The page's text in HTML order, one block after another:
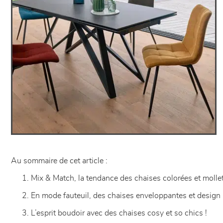
Au sommaire de cet article :
Mix & Match, la tendance des chaises colorées et
En mode fauteuil, des chaises enveloppantes et design
L’esprit boudoir avec des chaises cosy et so chics !